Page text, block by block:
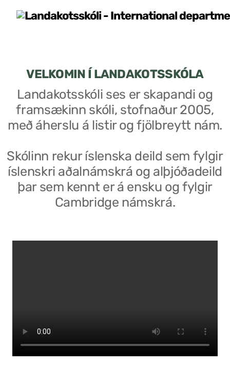
VELKOMIN Í LANDAKOTSSKÓLA
Landakotsskóli ses er skapandi og
framsækinn skóli, stofnaður 2005,
með áherslu á listir og fjölbreytt nám.
Skólinn rekur íslenska deild sem fylgir
íslenskri aðalnámskrá og alþjóðadeild
þar sem kennt er á ensku og fylgir
Cambridge námskrá.